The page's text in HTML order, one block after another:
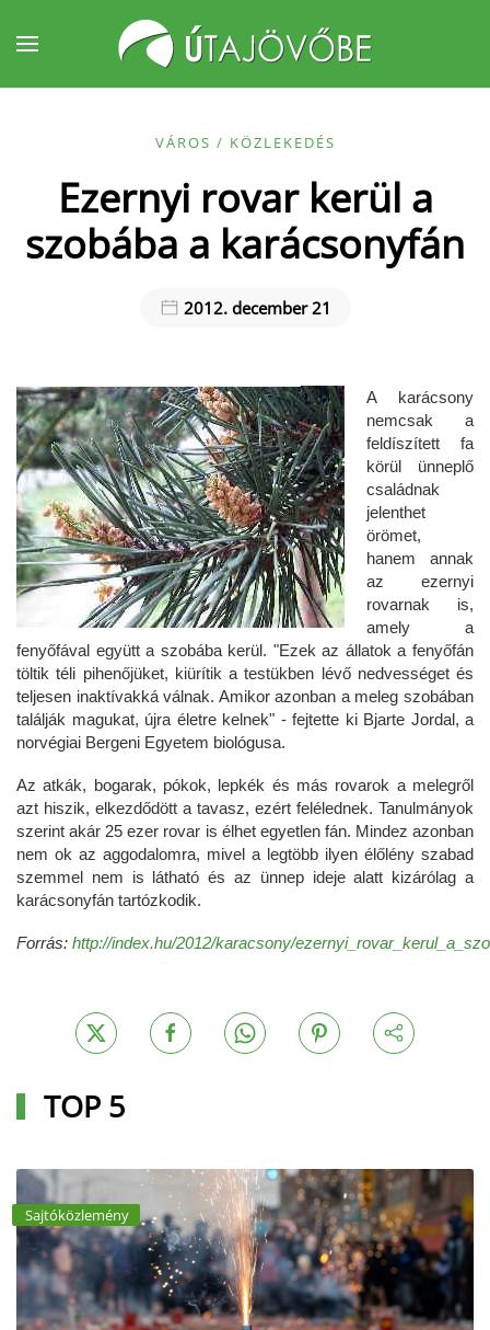
Fő tartalom átugrása
VÁROS / KÖZLEKEDÉS
Ezernyi rovar kerül a
szobába a karácsonyfán
2012. december 21
A karácsony
nemcsak a
feldíszített fa
körül ünneplő
családnak
jelenthet
örömet,
hanem annak
az ezernyi
rovarnak is,
amely a
fenyőfával együtt a szobába kerül. "Ezek az állatok a fenyőfán
töltik téli pihenőjüket, kiürítik a testükben lévő nedvességet és
teljesen inaktívakká válnak. Amikor azonban a meleg szobában
találják magukat, újra életre kelnek" - fejtette ki Bjarte Jordal, a
norvégiai Bergeni Egyetem biológusa.
Az atkák, bogarak, pókok, lepkék és más rovarok a melegről
azt hiszik, elkezdődött a tavasz, ezért felélednek. Tanulmányok
szerint akár 25 ezer rovar is élhet egyetlen fán. Mindez azonban
nem ok az aggodalomra, mivel a legtöbb ilyen élőlény szabad
szemmel nem is látható és az ünnep ideje alatt kizárólag a
karácsonyfán tartózkodik.
Forrás: http://index.hu/2012/karacsony/
TOP 5
Sajtóközlemény